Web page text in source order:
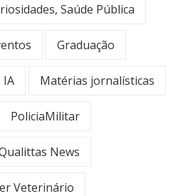
Saúde Pública
Graduação
IA Matérias jornalísticas
PoliciaMilitar
News
Veterinário